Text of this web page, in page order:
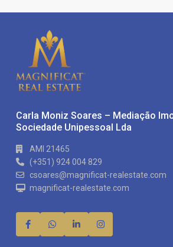
Carla Moniz Soares – Mediação
Sociedade Unipessoal Lda
AMI 21465
(+351) 924 004 829
csoares@magnificat-realestate.com
magnificat-realestate.com